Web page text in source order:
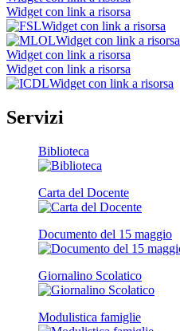
Widget con link a risorsa
Widget con link a risorsa
Widget con link a risorsa
Widget con link a risorsa
Widget con link a risorsa
Widget con link a risorsa
Servizi
Biblioteca
Carta del Docente
Documento del 15 maggio
Giornalino Scolatico
Modulistica famiglie